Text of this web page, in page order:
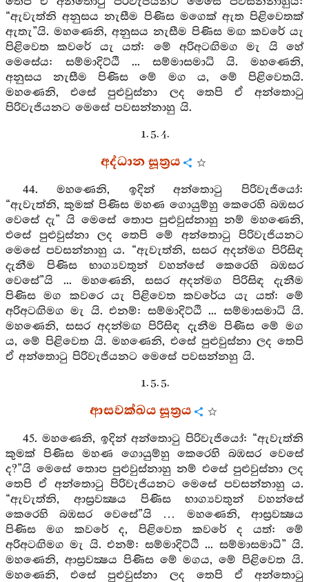
“ඇවැත්නි අනුසය නැසීම පිණිස මගෙක් ඇත පිළිවෙතක්
ඇතැ”යි. මහණෙනි, අනුසය නැසීම පිණිස මඟ කවරේ යැ
පිළිවෙත කවරේ යැ යත්: මේ අරිඅටඟිමග මැ යි හේ
මෙසේය: සම්මාදිට්ඨි ... සම්මාසමාධි යි. මහණෙනි,
අනුසය නැසීම පිණිස මේ මග ය, මේ පිළිවෙතයි.
මහණෙනි, එසේ පුළුවුස්නා ලද තෙපි ඒ අන්තොටු
පිරිවැජියනට මෙසේ පවසන්නාහු යි.
1. 5. 4.
අද්ධාන සූත්‍රය
44. මහණෙනි, ඉදින් අන්තොටු පිරිවැජියෝ:
“ඇවැත්නි, කුමක් පිණිස මහණ ගොයුම්හු කෙරෙහි බඹසර
වෙසේ දැ” යි මෙසේ තොප පුළුවුස්නාහු නම් මහණෙනි,
එසේ පුළුවුස්නා ලද තෙපි මේ අන්තොටු පිරිවැජියනට
මෙසේ පවසන්නාහු ය. “ඇවැත්නි, සසර අදන්මග පිරිසිඳ
දැනීම පිණිස භාග්‍යවතුන් වහන්සේ කෙරෙහි බඹසර
වෙසේ”යි ... මහණෙනි, සසර අදන්මග පිරිසිඳ දැනීම
පිණිස මග කවරෙ යැ පිළිවෙත කවරේය යැ යත්: මේ
අරිඅටඟිමග මැ යි. එනම්: සම්මාදිට්ඨි ... සම්මාසමාධි යි.
මහණෙනි, සසර අදන්මඟ පිරිසිඳ දැනීම පිණිස මේ මග
ය, මේ පිළිවෙත යි. මහණෙනි, එසේ පුළුවුස්නා ලද තෙපි
ඒ අන්තොටු පිරිවැජියනට මෙසේ පවසන්නහු යි.
1. 5. 5.
ආසවක්ඛය සූත්‍රය
45. මහණෙනි, ඉදින් අන්තොටු පිරිවැජියෝ: “ඇවැත්නි
කුමක් පිණිස මහණ ගොයුම්හු කෙරෙහි බඹසර වෙසේ
ද?”යි මෙසේ තොප පුළුවුස්නාහු නම් එසේ පුළුවුස්නා ලද
තෙපි ඒ අන්තොටු පිරිවැජියනට මෙසේ පවසන්නාහු ය.
“ඇවැත්නි, ආස්‍රවක්‍ෂය පිණිස භාග්‍යවතුන් වහන්සේ
කෙරෙහි බඹසර වෙසේ”යි … මහණෙනි, ආස්‍රවක්‍ෂය
පිණිස මග කවරේ ද, පිළිවෙත කවරේ ද යත්: මේ
අරිඅටඟිමග මැ යි. එනම්: සම්මාදිට්ඨි ... සම්මාසමාධි” යි.
මහණෙනි, ආස්‍රවක්‍ෂය පිණිස මේ මගය, මේ පිළිවෙත යි.
මහණෙනි, එසේ පුළුවුස්නා ලද තෙපි ඒ අන්තොටු